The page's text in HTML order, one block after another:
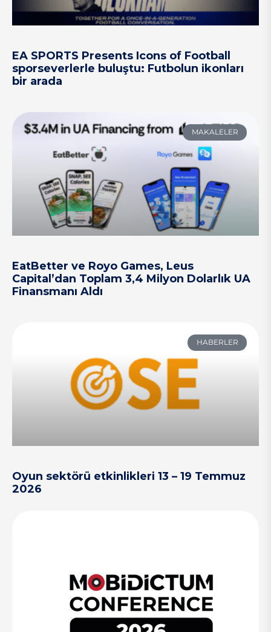
EA SPORTS Presents Icons of Football
sporseverlerle buluştu: Futbolun ikonları
bir arada
MAKALELER
EatBetter ve Royo Games, Leus
Capital’dan Toplam 3,4 Milyon Dolarlık UA
Finansmanı Aldı
HABERLER
Oyun sektörü etkinlikleri 13 – 19 Temmuz
2026